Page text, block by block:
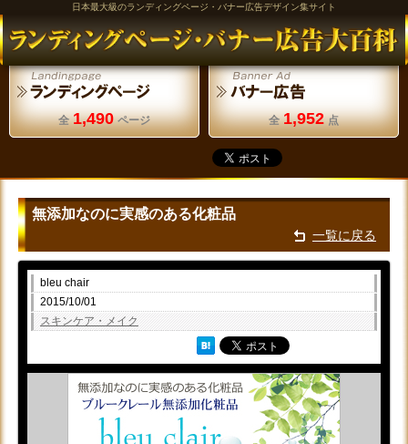
日本最大級のランディングページ・バナー広告デザイン集サイト
全 1,490 ページ 全 1,952 点
無添加なのに実感のある化粧品
一覧に戻る
bleu chair
2015/10/01
スキンケア・メイク